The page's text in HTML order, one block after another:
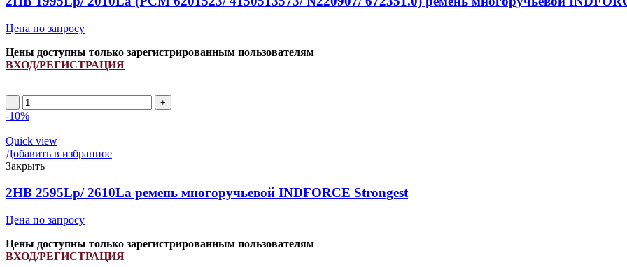
Цена по запросу
Цены доступны только зарегистрированным пользователям
ВХОД/РЕГИСТРАЦИЯ
2HB
1995Lp/
(РСМ
6201523/
4150513573/
N220907/
672351.0)
ремень
INDFORCE
quantity
-10%
Quick view
Добавить в избранное
Закрыть
2HB 2595Lp/ 2610La ремень многоручьевой INDFORCE Strongest
Цена по запросу
Цены доступны только зарегистрированным пользователям
ВХОД/РЕГИСТРАЦИЯ